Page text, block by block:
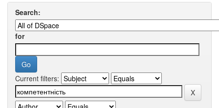
Search:
for
Current filters: